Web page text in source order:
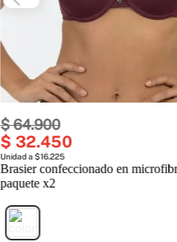
$64.900
$ 32.450
Unidad a $16.225
Brasier confeccionado en
paquete x2